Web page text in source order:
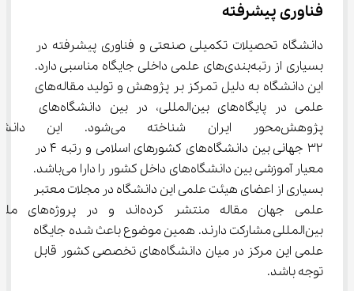
فناوری پیشرفته
دانشگاه تحصیلات تکمیلی صنعتی و فناوری پیشرفته در
بسیاری از رتبه‌بندی‌های علمی داخلی جایگاه مناسبی دارد.
این دانشگاه به دلیل تمرکز بر پژوهش و تولید مقاله‌های
علمی در پایگاه‌های بین‌المللی، در بین دانشگاه‌های
پژوهش‌محور ایران شناخته
۳۲ جهانی بین دانشگاه‌های کشورهای اسلامی و رتبه ۴ در
معیار آموزشی بین دانشگاه‌های داخل کشور را دارا می‌باشد.
بسیاری از اعضای هیئت علمی این دانشگاه در مجلات معتبر
علمی جهان مقاله منتشر کرده‌اند و
بین‌المللی مشارکت دارند. همین موضوع باعث شده جایگاه
علمی این مرکز در میان دانشگاه‌های تخصصی کشور قابل
توجه باشد.